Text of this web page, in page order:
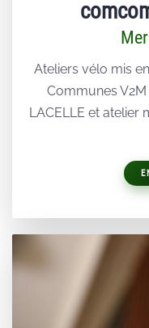
Ateliers vélo mis
Communes
LACELLE et atelier